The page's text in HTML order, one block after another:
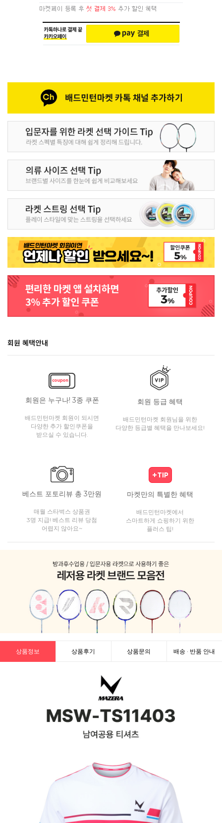
회원 혜택안내
회원은 누구나! 3종 쿠폰
배드민턴마켓 회원이 되시면
다양한 추가 할인쿠폰을
받으실 수 있습니다.
회원 등급 혜택
배드민턴마켓 회원님을 위한
다양한 등급별 혜택을 만나보세요!
베스트 포토리뷰 총 3만원
매월 스타벅스 상품권
3명 지급! 베스트 리뷰 당첨
어렵지 않아요~
마켓만의 특별한 혜택
배드민턴마켓에서
스마트하게 쇼핑하기 위한
플러스 팁!
상품정보 상품후기 상품문의 배송 · 반품 안내